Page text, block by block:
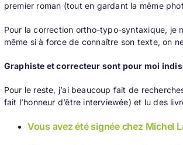
premier roman (tout en gardant la même
Pour la correction ortho-typo-syntaxique, je
même si à force de connaître son texte, on
Graphiste et correcteur sont pour moi
Pour le reste, j’ai beaucoup fait de
fait l’honneur d’être interviewée) et lu des
Vous avez été signée chez Michel